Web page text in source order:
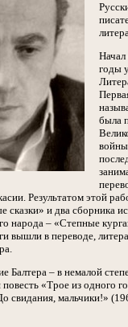
Начал
годы
была
Результатом этой
сказки» и два сборника
народа – «Степные
вышли в переводе,
Балтера – в немалой
повесть «Трое из одного
свидания, мальчики!»